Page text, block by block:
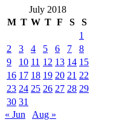
July 2018
M T W T F S
S
1
2
3 4 5 6 7
8
9
10 11 12 13 14 15
16 17 18 19 20 21 22
23 24 25 26 27 28 29
30 31
« Jun
Aug »